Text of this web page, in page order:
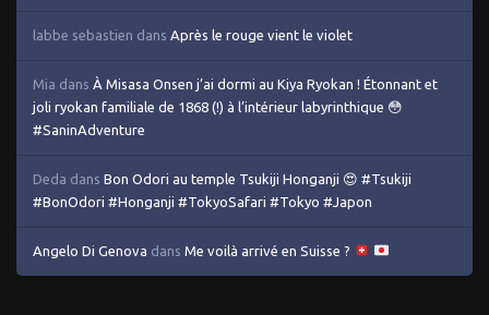
labbe sebastien dans Après le rouge vient le violet
Mia dans À Misasa Onsen j’ai dormi au Kiya Ryokan ! Étonnant et
joli ryokan familiale de 1868 (!) à l’intérieur labyrinthique 😳
#SaninAdventure
Deda dans Bon Odori au temple Tsukiji Honganji 😍 #Tsukiji
#BonOdori #Honganji #TokyoSafari #Tokyo #Japon
Angelo Di Genova dans Me voilà arrivé en Suisse ?